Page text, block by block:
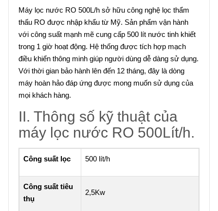
Máy lọc nước RO 500L/h sở hữu công nghệ lọc thẩm
thấu RO được nhập khẩu từ Mỹ. Sản phẩm vận hành
với công suất mạnh mẽ cung cấp 500 lít nước tinh khiết
trong 1 giờ hoạt động. Hệ thống được tích hợp mạch
điều khiển thông minh giúp người dùng dễ dàng sử dụng.
Với thời gian bảo hành lên đến 12 tháng, đây là dòng
máy hoàn hảo đáp ứng được mong muốn sử dụng của
mọi khách hàng.
II. Thông số kỹ thuật của
máy lọc nước RO 500Lít/h.
Công suất lọc 500 lít/h
Công suất tiêu
thụ
2,5Kw